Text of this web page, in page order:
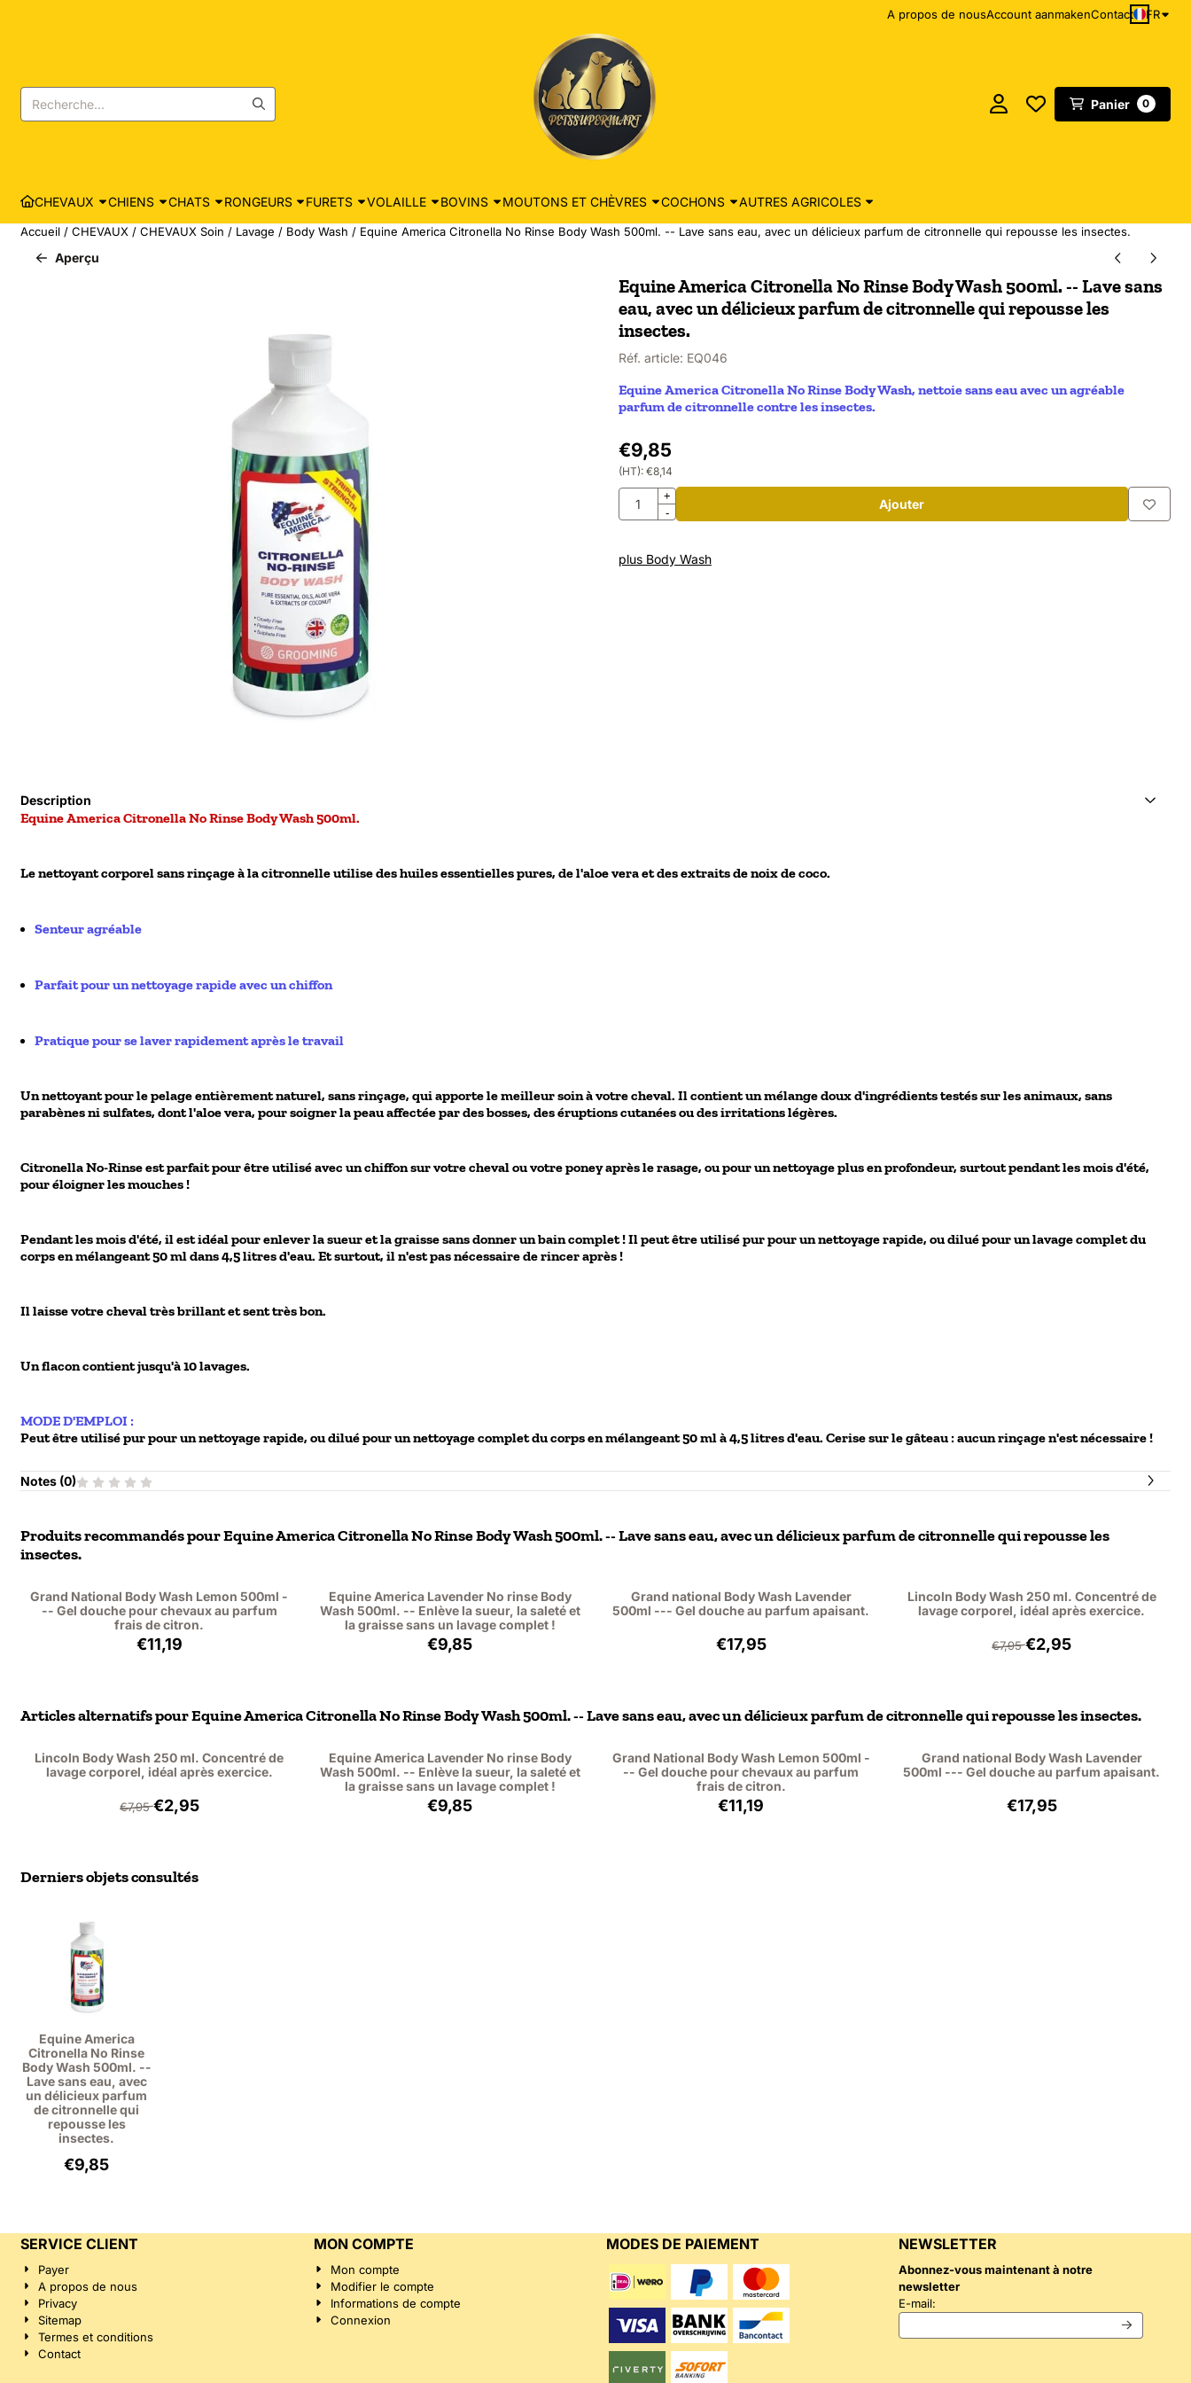
A propos de nousAccount aanmakenContact FR
Rechercher
Panier 0
CHEVAUX CHIENS CHATS RONGEURS FURETS VOLAILLE BOVINS MOUTONS ET CHÈVRES COCHONS AUTRES AGRICOLES
Accueil / CHEVAUX / CHEVAUX Soin / Lavage / Body Wash / Equine America Citronella No Rinse Body Wash 500ml. -- Lave sans eau, avec un délicieux parfum de citronnelle qui repousse les insectes.
Aperçu
Equine America Citronella No Rinse Body Wash 500ml. -- Lave sans
eau, avec un délicieux parfum de citronnelle qui repousse les
insectes.
Réf. article: EQ046
Equine America Citronella No Rinse Body Wash, nettoie sans eau avec un agréable
parfum de citronnelle contre les insectes.
€9,85
(HT): €8,14
Quantité+
-
Ajouter
plus Body Wash
Description
Equine America Citronella No Rinse Body Wash 500ml.
Le nettoyant corporel sans rinçage à la citronnelle utilise des huiles essentielles pures, de l'aloe vera et des extraits de noix de coco.
Senteur agréable
Parfait pour un nettoyage rapide avec un chiffon
Pratique pour se laver rapidement après le travail
Un nettoyant pour le pelage entièrement naturel, sans rinçage, qui apporte le meilleur soin à votre cheval. Il contient un mélange doux d'ingrédients testés sur les animaux, sans
parabènes ni sulfates, dont l'aloe vera, pour soigner la peau affectée par des bosses, des éruptions cutanées ou des irritations légères.
Citronella No-Rinse est parfait pour être utilisé avec un chiffon sur votre cheval ou votre poney après le rasage, ou pour un nettoyage plus en profondeur, surtout pendant les mois d'été,
pour éloigner les mouches !
Pendant les mois d'été, il est idéal pour enlever la sueur et la graisse sans donner un bain complet ! Il peut être utilisé pur pour un nettoyage rapide, ou dilué pour un lavage complet du
corps en mélangeant 50 ml dans 4,5 litres d'eau. Et surtout, il n'est pas nécessaire de rincer après !
Il laisse votre cheval très brillant et sent très bon.
Un flacon contient jusqu'à 10 lavages.
MODE D'EMPLOI :
Peut être utilisé pur pour un nettoyage rapide, ou dilué pour un nettoyage complet du corps en mélangeant 50 ml à 4,5 litres d'eau. Cerise sur le gâteau : aucun rinçage n'est nécessaire !
Notes (0)
Produits recommandés pourEquine America Citronella No Rinse Body Wash 500ml. -- Lave sans eau, avec un délicieux parfum de citronnelle qui repousse les
insectes.
Grand National Body Wash Lemon 500ml -
-- Gel douche pour chevaux au parfum
frais de citron.
Prix: 11,19, hors TVA : 9,25
€11,19
Equine America Lavender No rinse Body
Wash 500ml. -- Enlève la sueur, la saleté et
la graisse sans un lavage complet !
Prix: 9,85, hors TVA : 8,14
€9,85
Grand national Body Wash Lavender
500ml --- Gel douche au parfum apaisant.
Prix: 17,95, hors TVA : 14,83
€17,95
Lincoln Body Wash 250 ml. Concentré de
lavage corporel, idéal après exercice.
Par7,95 pour 2,95, hors
€7,95€2,95
Articles alternatifs pourEquine America Citronella No Rinse Body Wash 500ml. -- Lave sans eau, avec un délicieux parfum de citronnelle qui repousse les insectes.
Lincoln Body Wash 250 ml. Concentré de
lavage corporel, idéal après exercice.
Par7,95 pour 2,95, hors TVA : 2,44
€7,95€2,95
Equine America Lavender No rinse Body
Wash 500ml. -- Enlève la sueur, la saleté et
la graisse sans un lavage complet !
Prix: 9,85, hors TVA : 8,14
€9,85
Grand National Body Wash Lemon 500ml -
-- Gel douche pour chevaux au parfum
frais de citron.
Prix: 11,19, hors TVA : 9,25
€11,19
Grand national Body Wash Lavender
500ml --- Gel douche au parfum apaisant.
Prix: 17,95, hors TVA :
€17,95
Derniers objets consultés
Equine America
Citronella No Rinse
Body Wash 500ml. --
Lave sans eau, avec
un délicieux parfum
de citronnelle qui
repousse les
insectes.
€9,85
SERVICE CLIENT
Payer
A propos de nous
Privacy
Sitemap
Termes et conditions
Contact
MON COMPTE
Mon compte
Modifier le compte
Informations de compte
Connexion
MODES DE PAIEMENT NEWSLETTER
Abonnez-vous maintenant à notre
newsletter
E-mail: